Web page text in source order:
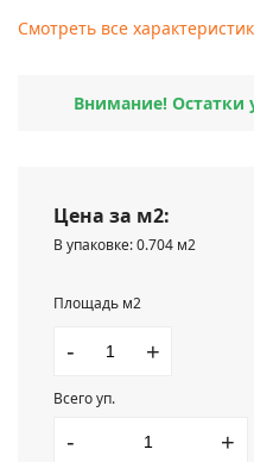
Смотреть все
Внимание! Остатки
Цена за м2:
В упаковке: 0.704 м2
Площадь м2
- +
Всего уп.
- +